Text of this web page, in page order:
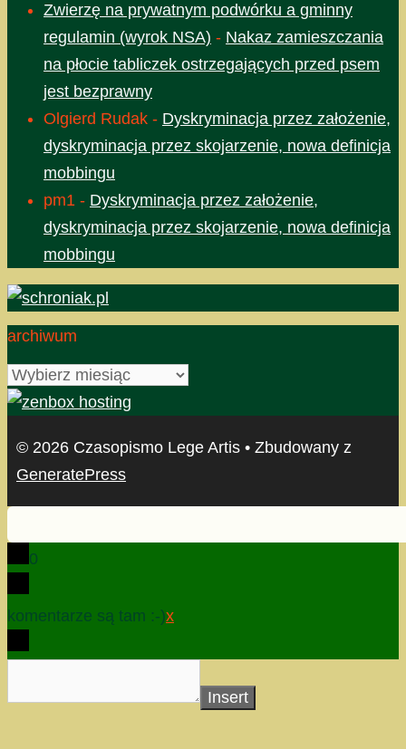
Zwierzę na prywatnym podwórku a gminny
regulamin (wyrok NSA) - Nakaz zamieszczania
na płocie tabliczek ostrzegających przed psem
jest bezprawny
Olgierd Rudak - Dyskryminacja przez założenie,
dyskryminacja przez skojarzenie, nowa definicja
mobbingu
pm1 - Dyskryminacja przez założenie,
dyskryminacja przez skojarzenie, nowa definicja
mobbingu
archiwum
archiwum
© 2026 Czasopismo Lege Artis • Zbudowany z
GeneratePress
0
komentarze są tam :-)x
Insert